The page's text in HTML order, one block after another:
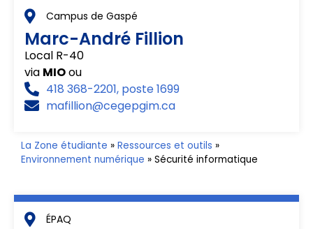
Campus de Gaspé
Marc-André Fillion
Local R-40
via MIOou
418 368-2201, poste 1699
mafillion@cegepgim.ca
La Zone étudiante » Ressources et outils »
Environnement numérique » Sécurité informatique
ÉPAQ